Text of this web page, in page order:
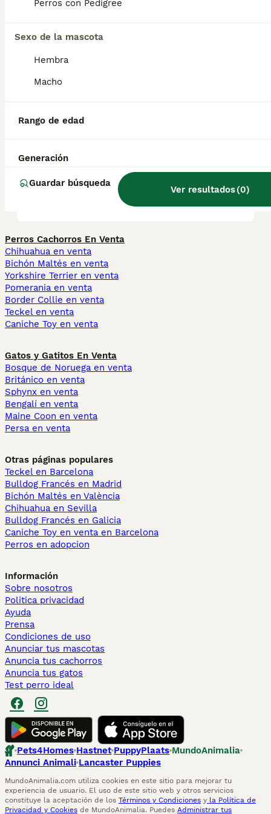
Perros con Pedigree
Sexo de la mascota
Hembra
Macho
Rango de edad
Generación
Guardar búsqueda
Ver resultados(0)
¿El Basset Hound es
¿Cuáles son los perros Azul
¿Cuál es el color más raro
del Basset Hound?
Perros Cachorros En Venta
Chihuahua en venta
Bichón Maltés en venta
Yorkshire Terrier en venta
Pomerania en venta
Border Collie en venta
Teckel en venta
Caniche Toy en venta
Gatos y Gatitos En Venta
Bosque de Noruega en venta
Británico en venta
Sphynx en venta
Bengalí en venta
Maine Coon en venta
Persa en venta
Otras páginas populares
Teckel en Barcelona
Bulldog Francés en Madrid
Bichón Maltés en València
Chihuahua en Sevilla
Bulldog Francés en Galicia
Caniche Toy en venta en Barcelona
Perros en adopcion
Información
Sobre nosotros
Politica privacidad
Ayuda
Prensa
Condiciones de uso
Anunciar tus mascotas
Anuncia tus cachorros
Anuncia tus gatos
Test perro ideal
Pets4Homes Hastnet PuppyPlaats MundoAnimalia
Annunci Animali Lancaster Puppies
MundoAnimalia.com utiliza cookies en este sitio para mejorar tu
experiencia de usuario. El uso de este sitio web y otros servicios
constituye la aceptación de los Términos y Condiciones y la Política de
Privacidad y Cookies de MundoAnimalia. Puedes Administrar tus